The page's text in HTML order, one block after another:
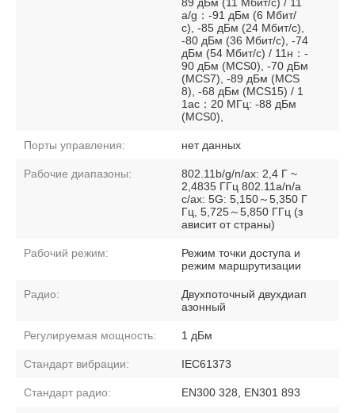
a/g：-91 дБм (6 Мбит/
с), -85 дБм (24 Мбит/с),
-80 дБм (36 Мбит/с), -74
дБм (54 Мбит/с) / 11н：-
90 дБм (MCS0), -70 дБм
(MCS7), -89 дБм (MCS
8), -68 дБм (MCS15) / 1
1ас：20 МГц: -88 дБм
(MCS0),
Порты управления: нет данных
Рабочие диапазоны:
802.11b/g/n/ax: 2,4 Г ~
2,4835 ГГц 802.11a/n/a
c/ax: 5G: 5,150～5,350 Г
Гц, 5,725～5,850 ГГц (з
ависит от страны)
Рабочий режим:
Режим точки доступа и
режим маршрутизации
Радио:
Двухпоточный двухдиап
азонный
Регулируемая мощность: 1 дБм
Стандарт вибрации: IEC61373
Стандарт радио: EN300 328, EN301 893